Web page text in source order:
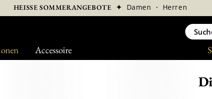
Accessoire
HEISSE SOMMERANGEBOTE ✦ Damen · Herren